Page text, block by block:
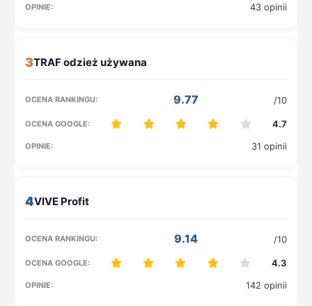
43 opinii
3
9.77 /10
4.7
31 opinii
4
9.14 /10
4.3
142 opinii